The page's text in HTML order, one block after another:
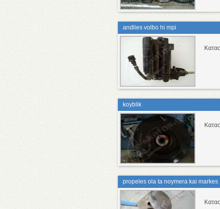
andlies volbo hi mpi
koyblik
propeles ola ta noymera kai markes